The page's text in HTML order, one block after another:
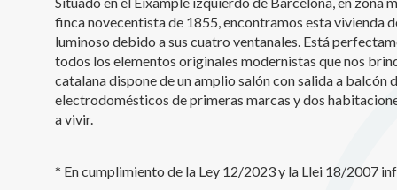
finca novecentista de 1855, encontramos esta vivienda
luminoso debido a sus cuatro ventanales. Está
todos los elementos originales modernistas que nos
catalana dispone de un amplio salón con salida a
electrodomésticos de primeras marcas y dos
a vivir.
* En cumplimiento de la Ley 12/2023 y la Llei 18/2007
sitio
los